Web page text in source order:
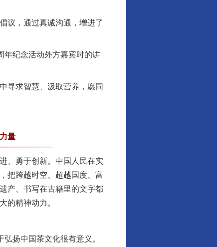
议，通过真诚沟通，增进了
纪念活动外方嘉宾时的讲
寻求智慧、汲取营养，愿同
量
、勇于创新。中国人民在实
把跨越时空、超越国度、富
产、书写在古籍里的文字都
的精神动力。
扬中国茶文化很有意义。
行业协会接连发公告